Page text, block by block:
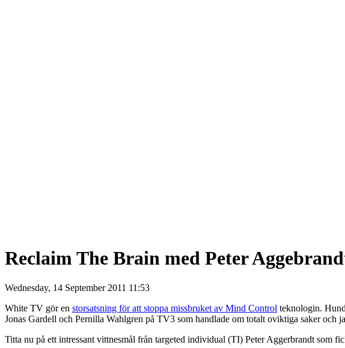
Reclaim The Brain med Peter
Wednesday, 14 September 2011 11:53
White TV gör en storsatsning för att stoppa missbruket av Mind Control teknologin.
Jonas Gardell och Pernilla Wahlgren på TV3 som handlade om totalt oviktiga saker och
Titta nu på ett intressant vittnesmål från targeted individual (TI) Peter Aggerbrandt som